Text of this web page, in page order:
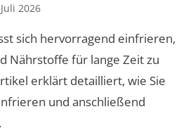
2026
sich hervorragend einfrieren,
Nährstoffe für lange Zeit zu
erklärt detailliert, wie Sie
und anschließend